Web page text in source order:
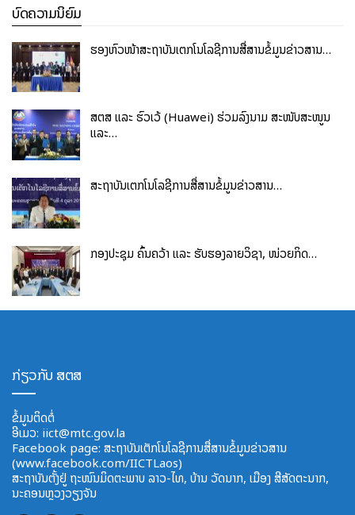
ບົດຄວາມນິຍົມ
ຮອງຫົວໜ້າສະຖາບັນເຕັກໂນໂລຊີການສື່ສານຂໍ້ມູນຂ່າວສານ…
ສຕສ ແລະ ຮົວເວ້ (Huawei) ຮ່ວມລົງນາມ ສະໜັບສະໜູນ
ແລະ…
ສະຖາບັນເຕັກໂນໂລຊີການສື່ສານຂໍ້ມູນຂ່າວສານ…
ກອງປະຊຸມ ຄົ້ນຄວ້າ ແລະ ຮັບຮອງລາຍວິຊາ, ໜ່ວຍກິດ…
ກ່ຽວກັບ ສຕສ
ຂໍ້ມູນຕິດຕໍ່
ອີ​ເມວ: iict@mtc.gov.la
Facebook page: ສະຖາບັນເຕັກໂນໂລຊີການສື່ສານຂໍ້ມູນຂ່າວສານ
(www.facebook.com/IICTLaos)
ສະ​ຖາ​ບັນ​ຕັ້ງຢູ່ ຖະໜົນມິດຕະພາບ​ ລາວ​-ໄທ, ບ້ານ ວັດ​ນາກ, ​ເມືອງ ສີ​ສັດຕະ​ນາກ,
ນະຄອນຫຼວງວຽງຈັນ